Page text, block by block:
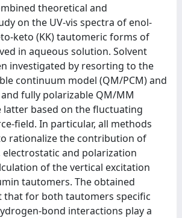
theoretical and
on the UV-vis spectra of enol-
keto (KK) tautomeric forms of
in aqueous solution. Solvent
investigated by resorting to the
continuum model (QM/PCM) and
fully polarizable QM/MM
latter based on the fluctuating
field. In particular, all methods
rationalize the contribution of
and polarization
of the vertical excitation
tautomers. The obtained
that for both tautomers specific
bond interactions play a